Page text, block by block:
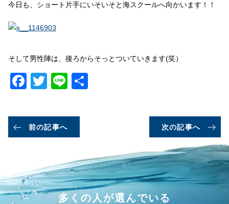
今日も、ショート片手にいそいそと海スクールへ向かいます！！
そして男性陣は、後ろからそっとついていきます(笑）
Facebook
Twitter
Line
前の記事へ 次の記事へ
多くの人が選んでいる